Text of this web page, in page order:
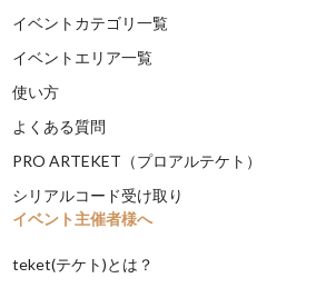
イベントカテゴリ一覧
イベントエリア一覧
使い方
よくある質問
PRO ARTEKET（プロアルテケト）
シリアルコード受け取り
イベント主催者様へ
teket(テケト)とは？